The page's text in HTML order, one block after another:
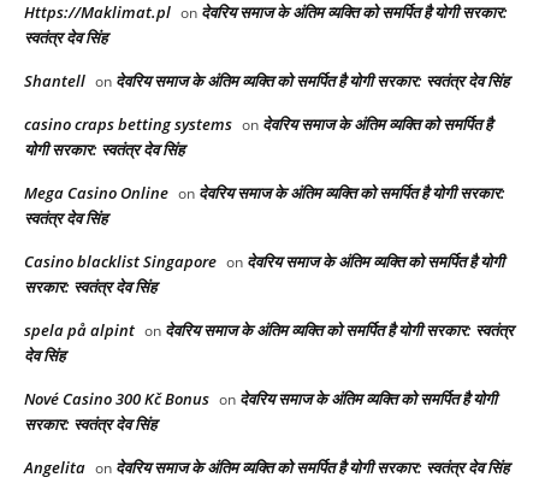
Https://Maklimat.pl on देवरिय समाज के अंतिम व्यक्ति को समर्पित है योगी सरकार:
स्वतंत्र देव सिंह
Shantell on देवरिय समाज के अंतिम व्यक्ति को समर्पित है योगी सरकार: स्वतंत्र देव सिंह
casino craps betting systems on देवरिय समाज के अंतिम व्यक्ति को समर्पित है
योगी सरकार: स्वतंत्र देव सिंह
Mega Casino Online on देवरिय समाज के अंतिम व्यक्ति को समर्पित है योगी सरकार:
स्वतंत्र देव सिंह
Casino blacklist Singapore on देवरिय समाज के अंतिम व्यक्ति को समर्पित है योगी
सरकार: स्वतंत्र देव सिंह
spela på alpint on देवरिय समाज के अंतिम व्यक्ति को समर्पित है योगी सरकार: स्वतंत्र
देव सिंह
Nové Casino 300 Kč Bonus on देवरिय समाज के अंतिम व्यक्ति को समर्पित है योगी
सरकार: स्वतंत्र देव सिंह
Angelita on देवरिय समाज के अंतिम व्यक्ति को समर्पित है योगी सरकार: स्वतंत्र देव सिंह